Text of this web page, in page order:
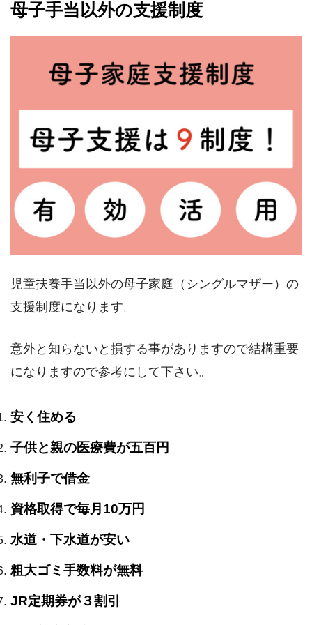
母子手当以外の支援制度
児童扶養手当以外の母子家庭（シングルマザー）の
支援制度になります。
意外と知らないと損する事がありますので結構重要
になりますので参考にして下さい。
安く住める
子供と親の医療費が五百円
無利子で借金
資格取得で毎月10万円
水道・下水道が安い
粗大ゴミ手数料が無料
JR定期券が３割引